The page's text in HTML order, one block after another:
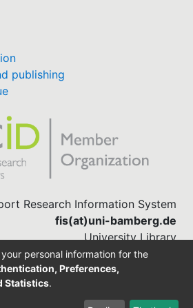
publishing
Research Information System
fis(at)uni-bamberg.de
University Library
(0951) 863-1568
personal information for the
Preferences,
Statistics.